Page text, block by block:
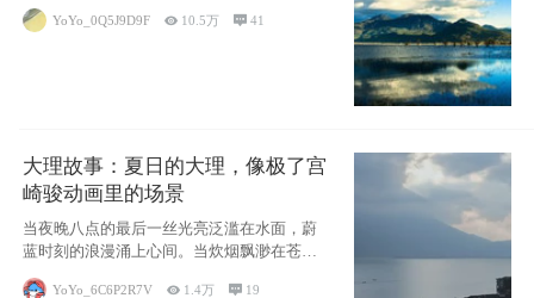
YoYo_0Q5J9D9F  10.5万 41
大理故事：夏日的大理，像极了宫
崎骏动画里的场景
当夜晚八点的最后一丝光亮泛滥在水面，蔚
蓝时刻的浪漫涌上心间。当炊烟飘渺在苍山
YoYo_6C6P2R7V  1.4万  19